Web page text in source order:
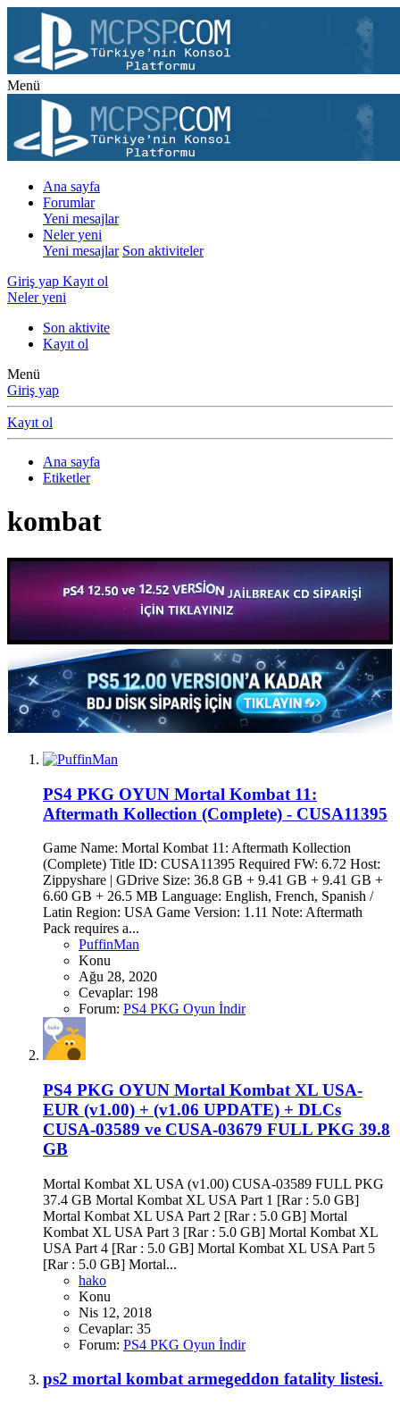
Menü
Ana sayfa
Forumlar
Yeni mesajlar
Neler yeni
Yeni mesajlar Son aktiviteler
Giriş yap Kayıt ol
Neler yeni
Son aktivite
Kayıt ol
Menü
Giriş yap
Kayıt ol
Ana sayfa
Etiketler
kombat
PS4 PKG OYUN Mortal Kombat 11:
Aftermath Kollection (Complete) - CUSA11395
Game Name: Mortal Kombat 11: Aftermath Kollection
(Complete) Title ID: CUSA11395 Required FW: 6.72 Host:
Zippyshare | GDrive Size: 36.8 GB + 9.41 GB + 9.41 GB +
6.60 GB + 26.5 MB Language: English, French, Spanish /
Latin Region: USA Game Version: 1.11 Note: Aftermath
Pack requires a...
PuffinMan
Konu
Ağu 28, 2020
Cevaplar: 198
Forum: PS4 PKG Oyun İndir
PS4 PKG OYUN Mortal Kombat XL USA-
EUR (v1.00) + (v1.06 UPDATE) + DLCs
CUSA-03589 ve CUSA-03679 FULL PKG 39.8
GB
Mortal Kombat XL USA (v1.00) CUSA-03589 FULL PKG
37.4 GB Mortal Kombat XL USA Part 1 [Rar : 5.0 GB]
Mortal Kombat XL USA Part 2 [Rar : 5.0 GB] Mortal
Kombat XL USA Part 3 [Rar : 5.0 GB] Mortal Kombat XL
USA Part 4 [Rar : 5.0 GB] Mortal Kombat XL USA Part 5
[Rar : 5.0 GB] Mortal...
hako
Konu
Nis 12, 2018
Cevaplar: 35
Forum: PS4 PKG Oyun İndir
ps2 mortal kombat armegeddon fatality listesi.